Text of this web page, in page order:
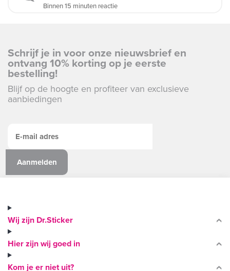
Binnen 15 minuten reactie
Schrijf je in voor onze nieuwsbrief en
ontvang 10% korting op je eerste
bestelling!
Blijf op de hoogte en profiteer van exclusieve
aanbiedingen
Wij zijn Dr.Sticker
Hier zijn wij goed in
Kom je er niet uit?